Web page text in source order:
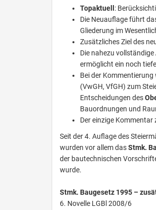
Topaktuell :
Die Neuauflage führt
Gliederung im
Zusätzliches Ziel des
Die nahezu vollständige
ermöglicht ein noch
Bei der
(VwGH, VfGH) zum
Entscheidungen des
Bauordnungen und
Der einzige
Seit der 4. Auflage des
wurden vor allem dasStmk.
der bautechnischen
wurde.
Stmk. Baugesetz 1995 –
6. Novelle LGBl 2008/6